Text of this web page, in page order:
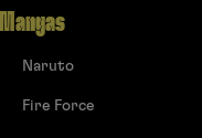
Mangas
Naruto
Fire Force